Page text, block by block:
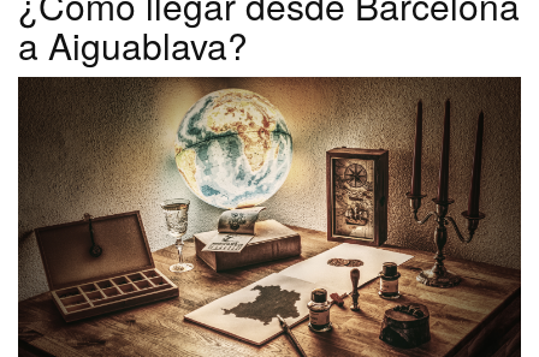
a Aiguablava?